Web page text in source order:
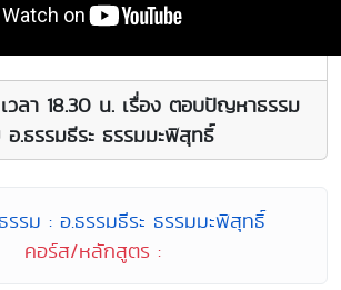
วลา 18.30 น. เรื่อง ตอบปัญหาธรรม
อ.ธรรมธีระ ธรรมมะพิสุทธิ์
รรม : อ.ธรรมธีระ ธรรมมะพิสุทธิ์
คอร์ส/หลักสูตร :